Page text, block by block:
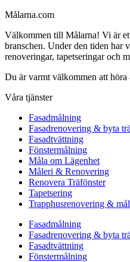
Målarna.com
Välkommen till Målarna! Vi är
branschen. Under den tiden har
renoveringar, tapetseringar och
Du är varmt välkommen att
Våra tjänster
Fasadmålning
Fasadrenovering & byta
Fasadtvättning
Fönstermålning
Måla om Lägenhet
Måleri & Renovering
Renovera Träfönster
Tapetsering
Trapphusrenovering &
Fasadmålning
Fasadrenovering & byta
Fasadtvättning
Fönstermålning